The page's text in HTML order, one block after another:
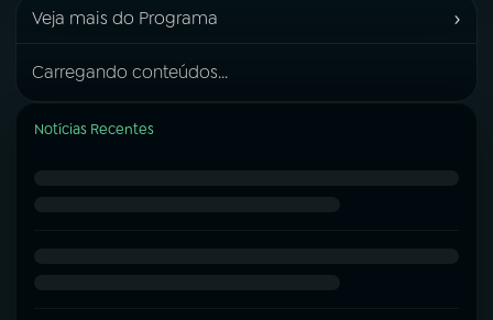
Veja mais do Programa ›
Carregando conteúdos...
Notícias Recentes